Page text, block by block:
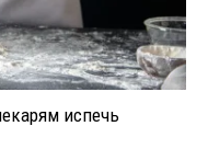
испечь